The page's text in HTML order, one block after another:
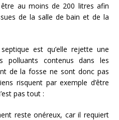
au moins de 200 litres afin
de la salle de bain et de la
est qu’elle rejette une
polluants contenus dans les
de la fosse ne sont donc pas
risquent par exemple d’être
pas tout :
reste onéreux, car il requiert